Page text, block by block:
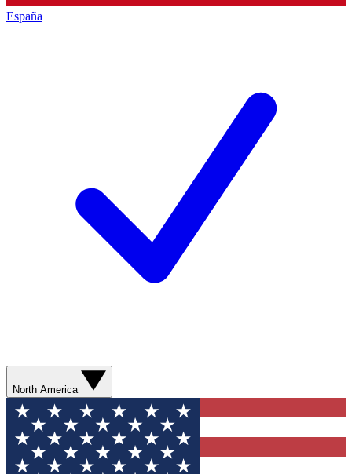
España
North America